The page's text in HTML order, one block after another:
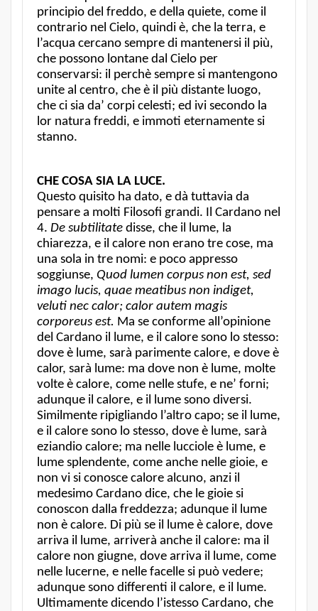
principio del freddo, e della quiete, come il
contrario nel Cielo, quindi è, che la terra, e
l’acqua cercano sempre di mantenersi il più,
che possono lontane dal Cielo per
conservarsi: il perchè sempre si mantengono
unite al centro, che è il più distante luogo,
che ci sia da’ corpi celesti; ed ivi secondo la
lor natura freddi, e immoti eternamente si
stanno.
CHE COSA SIA LA LUCE.
Questo quisito ha dato, e dà tuttavia da
pensare a molti Filosofi grandi. Il Cardano nel
4. De subtilitate disse, che il lume, la
chiarezza, e il calore non erano tre cose, ma
una sola in tre nomi: e poco appresso
soggiunse, Quod lumen corpus non est, sed
imago lucis, quae meatibus non indiget,
veluti nec calor; calor autem magis
corporeus est. Ma se conforme all’opinione
del Cardano il lume, e il calore sono lo stesso:
dove è lume, sarà parimente calore, e dove è
calor, sarà lume: ma dove non è lume, molte
volte è calore, come nelle stufe, e ne’ forni;
adunque il calore, e il lume sono diversi.
Similmente ripigliando l’altro capo; se il lume,
e il calore sono lo stesso, dove è lume, sarà
eziandio calore; ma nelle lucciole è lume, e
lume splendente, come anche nelle gioie, e
non vi si conosce calore alcuno, anzi il
medesimo Cardano dice, che le gioie si
conoscon dalla freddezza; adunque il lume
non è calore. Di più se il lume è calore, dove
arriva il lume, arriverà anche il calore: ma il
calore non giugne, dove arriva il lume, come
nelle lucerne, e nelle facelle si può vedere;
adunque sono differenti il calore, e il lume.
Ultimamente dicendo l’istesso Cardano, che